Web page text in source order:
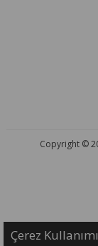
Copyright ©
Çerez Kullanımı